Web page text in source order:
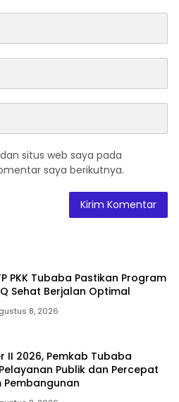
situs web saya pada
saya berikutnya.
PKK Tubaba Pastikan Program
Sehat Berjalan Optimal
8, 2026
II 2026, Pemkab Tubaba
Publik dan Percepat
Pembangunan